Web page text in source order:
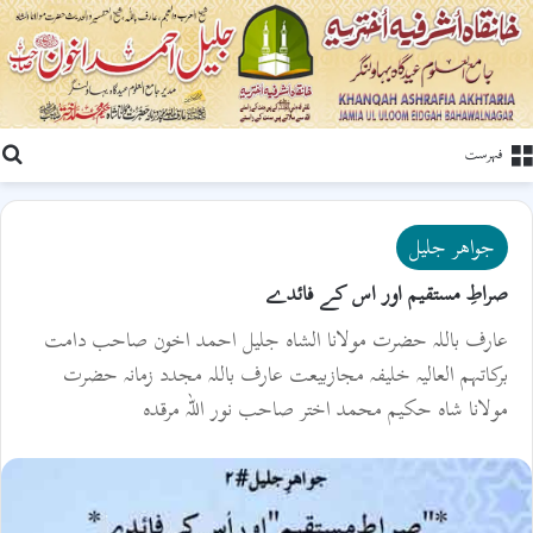
فہرست
جواھر جلیل
صراطِ مستقیم اور اس کے فائدے
عارف باللہ حضرت مولانا الشاہ جلیل احمد اخون صاحب دامت
برکاتہم العالیہ خلیفہ مجازبیعت عارف باللہ مجدد زمانہ حضرت
مولانا شاہ حکیم محمد اختر صاحب نور اللہ مرقدہ